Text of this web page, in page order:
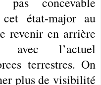
état-major au
revenir en arrière
l’actuel
terrestres. On
plus de visibilité